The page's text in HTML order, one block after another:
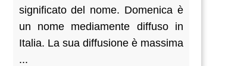
significato del nome. Domenica è
un nome mediamente diffuso in
Italia. La sua diffusione è massima
...